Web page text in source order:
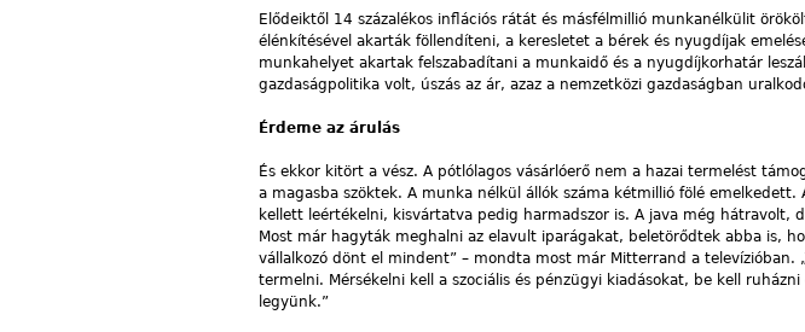
Elődeiktől 14 százalékos inflációs rátát és másfélmillió munkanélkülit
élénkítésével akarták föllendíteni, a keresletet a bérek és nyugdíjak
munkahelyet akartak felszabadítani a munkaidő és a nyugdíjkorhatár
gazdaságpolitika volt, úszás az ár, azaz a nemzetközi gazdaságban
Érdeme az árulás
És ekkor kitört a vész. A pótlólagos vásárlóerő nem a hazai termelést
a magasba szöktek. A munka nélkül állók száma kétmillió fölé
kellett leértékelni, kisvártatva pedig harmadszor is. A java még hátravolt,
Most már hagyták meghalni az elavult iparágakat, beletörődtek abba is,
vállalkozó dönt el mindent” – mondta most már Mitterrand a televízióban.
termelni. Mérsékelni kell a szociális és pénzügyi kiadásokat, be kell
legyünk.”